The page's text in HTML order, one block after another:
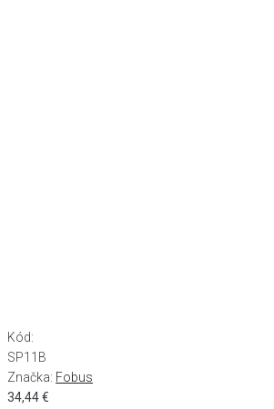
Kód:
SP11B
Značka: Fobus
34,44€